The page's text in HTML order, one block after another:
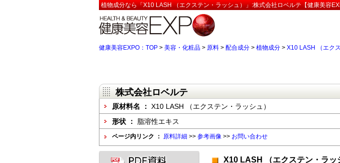
植物成分なら「X10 LASH （エクステン・ラッシュ）」:株式会社ロベルテ【健康美容
健康美容EXPO：TOP > 美容・化粧品 > 原料 > 配合成分 > 植物成分 > X10 LASH （エク
株式会社ロベルテ
原材料名 ： X10 LASH （エクステン・ラッシュ）
形状 ： 脂溶性エキス
ページ内リンク ： 原料詳細 >> 参考画像 >> お問い合わせ
X10 LASH （エクステン・ラ